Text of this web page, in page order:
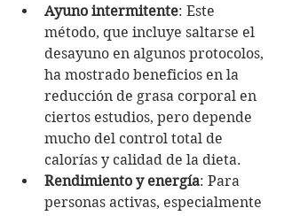
Ayuno intermitente: Este
método, que incluye saltarse el
desayuno en algunos protocolos,
ha mostrado beneficios en la
reducción de grasa corporal en
ciertos estudios, pero depende
mucho del control total de
calorías y calidad de la dieta.
Rendimiento y energía: Para
personas activas, especialmente